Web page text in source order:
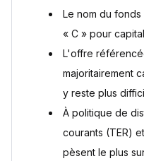
Le nom du
« C » pour
L'offre
majoritairement
y reste plus
À politique de
courants (TER)
pèsent le plus